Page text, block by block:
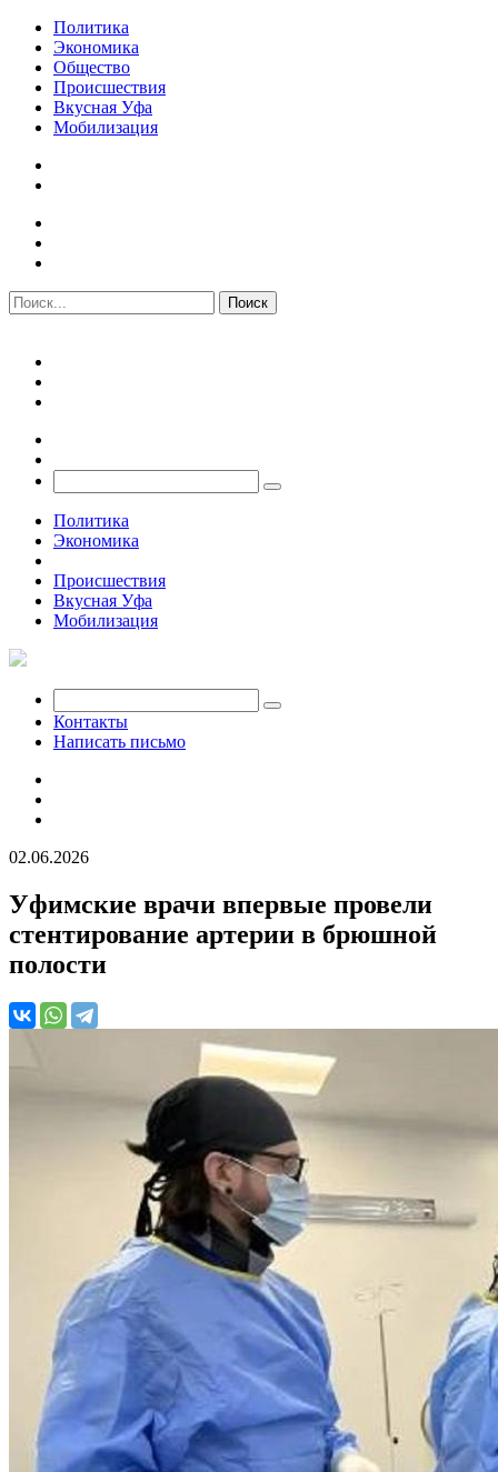
Политика
Экономика
Общество
Происшествия
Вкусная Уфа
Мобилизация
Политика
Экономика
Происшествия
Вкусная Уфа
Мобилизация
Контакты
Написать письмо
02.06.2026
Уфимские врачи впервые провели
стентирование артерии в брюшной
полости